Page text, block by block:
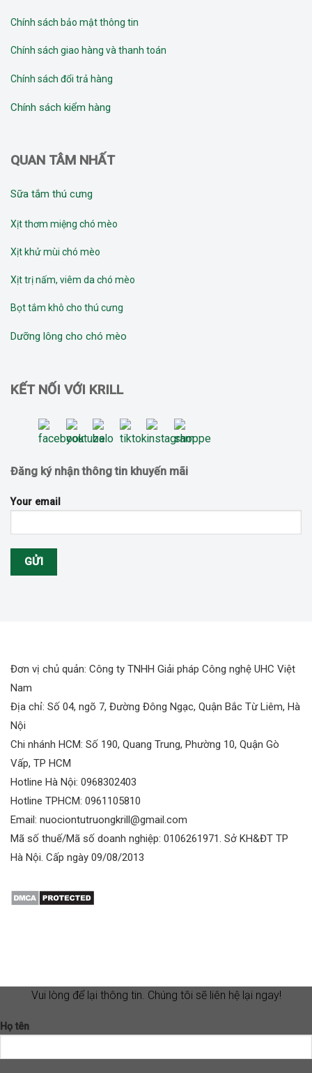
Chính sách bảo mật thông tin
Chính sách giao hàng và thanh toán
Chính sách đổi trả hàng
Chính sách kiểm hàng
QUAN TÂM NHẤT
Sữa tắm thú cưng
Xịt thơm miệng chó mèo
Xịt khử mùi chó mèo
Xịt trị nấm, viêm da chó mèo
Bọt tắm khô cho thú cưng
Dưỡng lông cho chó mèo
KẾT NỐI VỚI KRILL
Đăng ký nhận thông tin khuyến mãi
Your email
Đơn vị chủ quản: Công ty TNHH Giải pháp Công nghệ UHC Việt
Nam
Địa chỉ: Số 04, ngõ 7, Đường Đông Ngạc, Quận Bắc Từ Liêm, Hà
Nội
Chi nhánh HCM: Số 190, Quang Trung, Phường 10, Quận Gò
Vấp, TP HCM
Hotline Hà Nội: 0968302403
Hotline TPHCM: 0961105810
Email: nuociontutruongkrill@gmail.com
Mã số thuế/Mã số doanh nghiệp: 0106261971. Sở KH&ĐT TP
Hà Nội. Cấp ngày 09/08/2013
Vui lòng để lại thông tin. Chúng tôi sẽ liên hệ lại ngay!
Họ tên